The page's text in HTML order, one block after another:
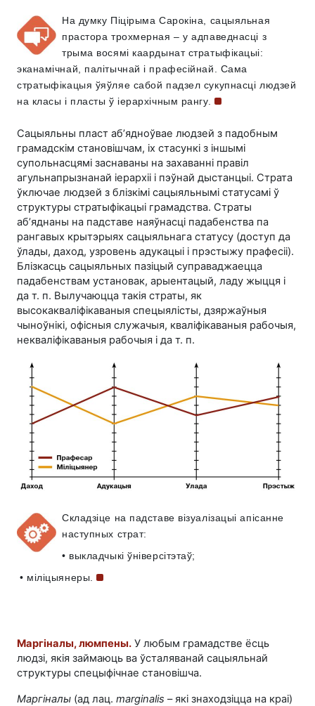
На думку Піцірыма Сарокіна, сацыяльная
прастора трохмерная – у адпаведнасці з
трыма восямі каардынат стратыфікацыі:
эканамічнай, палітычнай і прафесійнай. Сама
стратыфікацыя ўяўляе сабой падзел сукупнасці людзей
на класы і пласты ў іерархічным рангу.
Сацыяльны пласт аб’ядноўвае людзей з падобным
грамадскім становішчам, іх стасункі з іншымі
супольнасцямі заснаваны на захаванні правіл
агульнапрызнанай іерархіі і пэўнай дыстанцыі. Страта
ўключае людзей з блізкімі сацыяльнымі статусамі ў
структуры стратыфікацыі грамадства. Страты
аб’яднаны на падставе наяўнасці падабенства па
рангавых крытэрыях сацыяльнага статусу (доступ да
ўлады, даход, узровень адукацыі і прэстыжу прафесіі).
Блізкасць сацыяльных пазіцый суправаджаецца
падабенствам установак, арыентацый, ладу жыцця і
да т. п. Вылучаюцца такія страты, як
высокакваліфікаваныя спецыялісты, дзяржаўныя
чыноўнікі, офісныя служачыя, кваліфікаваныя рабочыя,
некваліфікаваныя рабочыя і да т. п.
Складзіце на падставе візуалізацыі апісанне
наступных страт:
• выкладчыкі ўніверсітэтаў;
• міліцыянеры.
Маргіналы, люмпены. У любым грамадстве ёсць
людзі, якія займаюць ва ўсталяванай сацыяльнай
структуры спецыфічнае становішча.
Маргіналы (ад лац. marginalis – які знаходзіцца на краі)